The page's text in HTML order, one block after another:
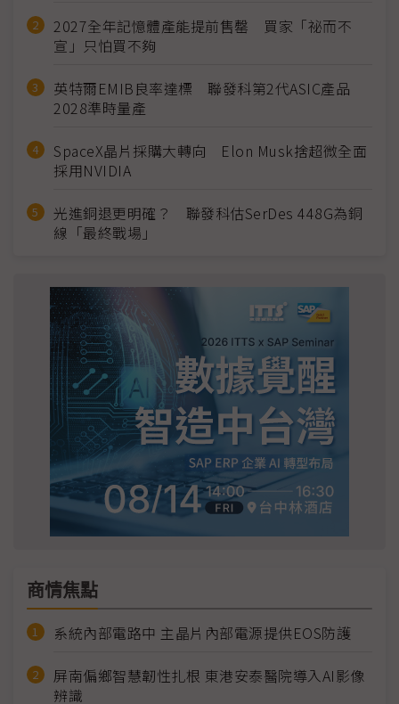
2027全年記憶體產能提前售罄 買家「祕而不
宣」只怕買不夠
英特爾EMIB良率達標 聯發科第2代ASIC產品
2028準時量產
SpaceX晶片採購大轉向 Elon Musk捨超微全面
採用NVIDIA
光進銅退更明確？ 聯發科估SerDes 448G為銅
線「最終戰場」
商情焦點
系統內部電路中 主晶片內部電源提供EOS防護
屏南偏鄉智慧韌性扎根 東港安泰醫院導入AI影像
辨識